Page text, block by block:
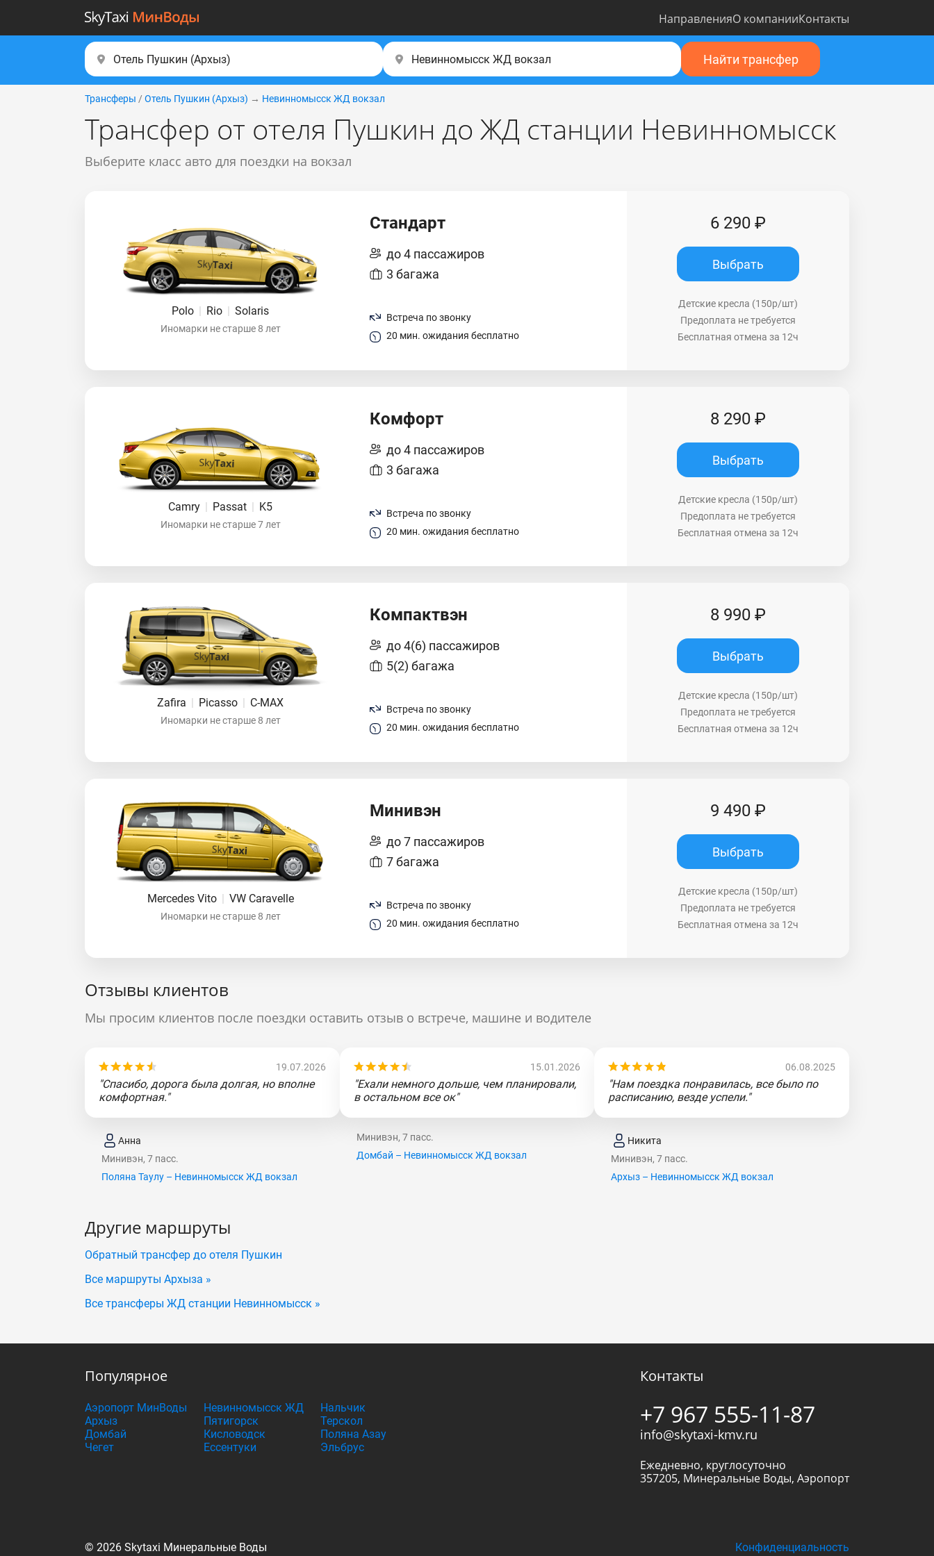
НаправленияО компанииКонтакты
Найти трансфер
Трансферы / Отель Пушкин (Apxыз) → Невинномысск ЖД вокзал
Трансфер от отеля Пушкин до ЖД станции Невинномысск
Выберите класс авто для поездки на вокзал
Polo | Rio | Solaris
Иномарки не старше 8 лет
Стандарт
до 4 пассажиров
3 багажа
Встреча по звонку
20 мин. ожидания бесплатно
6 290 ₽
Выбрать
Детские кресла (150р/шт)
Предоплата не требуется
Бесплатная отмена за 12ч
Camry | Passat | K5
Иномарки не старше 7 лет
Комфорт
до 4 пассажиров
3 багажа
Встреча по звонку
20 мин. ожидания бесплатно
8 290 ₽
Выбрать
Детские кресла (150р/шт)
Предоплата не требуется
Бесплатная отмена за 12ч
Zafira | Picasso | C-MAX
Иномарки не старше 8 лет
Компактвэн
до 4(6) пассажиров
5(2) багажа
Встреча по звонку
20 мин. ожидания бесплатно
8 990 ₽
Выбрать
Детские кресла (150р/шт)
Предоплата не требуется
Бесплатная отмена за 12ч
Mercedes Vito | VW Caravelle
Иномарки не старше 8 лет
Минивэн
до 7 пассажиров
7 багажа
Встреча по звонку
20 мин. ожидания бесплатно
9 490 ₽
Выбрать
Детские кресла (150р/шт)
Предоплата не требуется
Бесплатная отмена за 12ч
Отзывы клиентов
Мы просим клиентов после поездки оставить отзыв о встрече, машине и водителе
19.07.2026
"Спасибо, дорога была долгая, но вполне
комфортная."
Анна
Минивэн, 7 пасс.
Поляна Таулу – Невинномысск ЖД вокзал
15.01.2026
"Ехали немного дольше, чем планировали,
в остальном все ок"
Минивэн, 7 пасс.
Домбай – Невинномысск ЖД вокзал
06.08.2025
"Нам поездка понравилась, все было по
расписанию, везде успели."
Никита
Минивэн, 7 пасс.
Архыз – Невинномысск ЖД вокзал
Другие маршруты
Обратный трансфер до отеля Пушкин
Все маршруты Архыза »
Все трансферы ЖД станции Невинномысск »
Популярное
Аэропорт МинВоды
Архыз
Домбай
Чегет
Невинномысск ЖД
Пятигорск
Кисловодск
Ессентуки
Нальчик
Терскол
Поляна Азау
Эльбрус
Контакты
+7 967 555-11-87
info@skytaxi-kmv.ru
Ежедневно, круглосуточно
357205, Минеральные Воды, Аэропорт
© 2026 Skytaxi Минеральные Воды Конфиденциальность